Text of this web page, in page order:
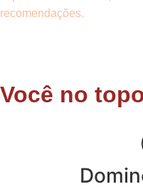
recomendações.
Você no